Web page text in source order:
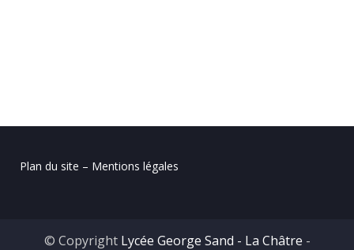
Plan du site – Mentions légales
© Copyright Lycée George Sand - La Châtre -